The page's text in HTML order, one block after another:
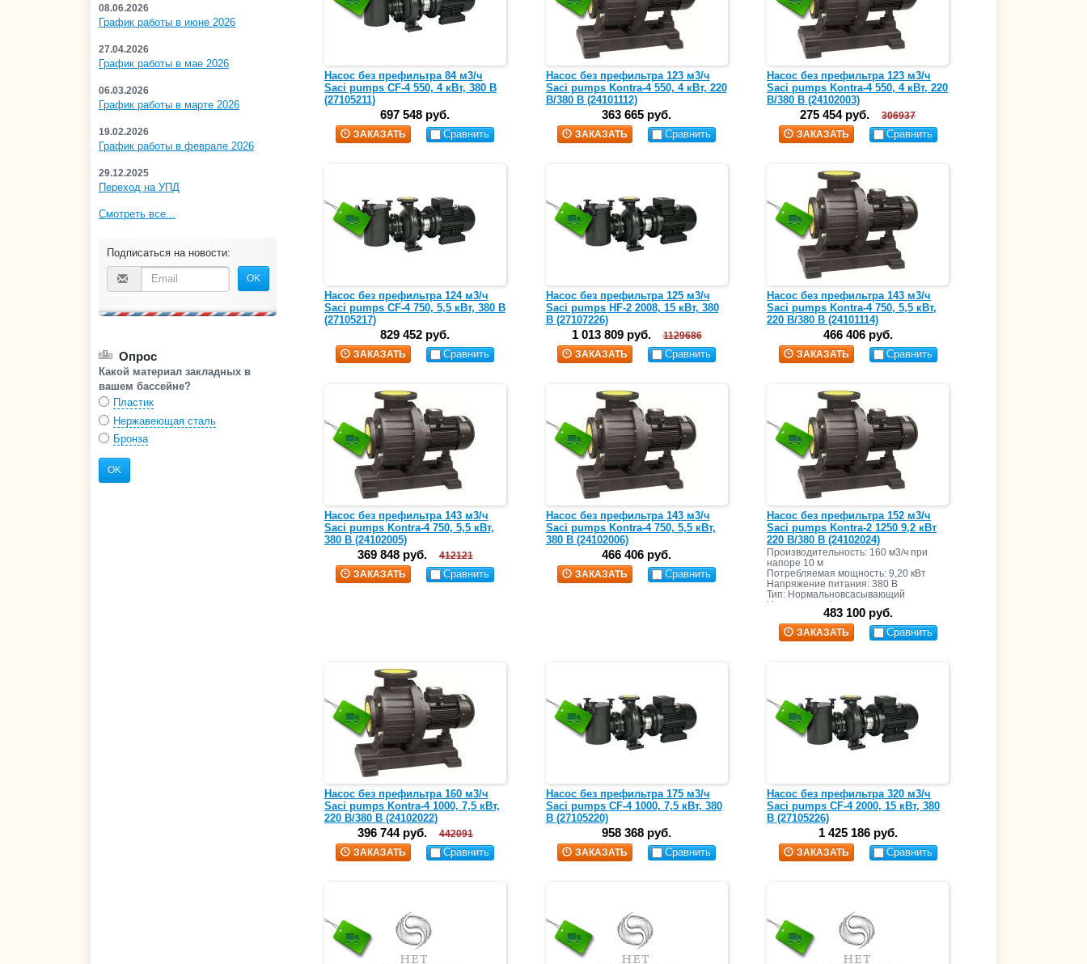
08.06.2026
График работы в июне 2026
27.04.2026
График работы в мае 2026
06.03.2026
График работы в марте 2026
19.02.2026
График работы в феврале 2026
29.12.2025
Переход на УПД
Смотреть все...
Подписаться на новости:
OK
Опрос
Какой материал закладных в
вашем бассейне?
Пластик
Нержавеющая сталь
Бронза
OK
Насос без префильтра 84 м3/ч
Saci pumps CF-4 550, 4 кВт, 380 В
(27105211)
697 548 руб.
ЗАКАЗАТЬ Сравнить
Насос без префильтра 123 м3/ч
Saci pumps Kontra-4 550, 4 кВт, 220
В/380 В (24101112)
363 665 руб.
ЗАКАЗАТЬ Сравнить
Насос без префильтра 123 м3/ч
Saci pumps Kontra-4 550, 4 кВт, 220
В/380 В (24102003)
275 454 руб.
306937
ЗАКАЗАТЬ
Сравнить
Насос без префильтра 124 м3/ч
Saci pumps CF-4 750, 5,5 кВт, 380 В
(27105217)
829 452 руб.
ЗАКАЗАТЬ Сравнить
Насос без префильтра 125 м3/ч
Saci pumps HF-2 2008, 15 кВт, 380
В (27107226)
1 013 809 руб.
1129686
ЗАКАЗАТЬ
Сравнить
Насос без префильтра 143 м3/ч
Saci pumps Kontra-4 750, 5,5 кВт,
220 В/380 В (24101114)
466 406 руб.
ЗАКАЗАТЬ Сравнить
Насос без префильтра 143 м3/ч
Saci pumps Kontra-4 750, 5,5 кВт,
380 В (24102005)
369 848 руб.
412121
ЗАКАЗАТЬ
Сравнить
Насос без префильтра 143 м3/ч
Saci pumps Kontra-4 750, 5,5 кВт,
380 В (24102006)
466 406 руб.
ЗАКАЗАТЬ Сравнить
Насос без префильтра 152 м3/ч
Saci pumps Kontra-2 1250 9,2 кВт
220 В/380 В (24102024)
Производительность: 160 м3/ч при
напоре 10 м
Потребляемая мощность: 9,20 кВт
Напряжение питания: 380 В
Тип: Нормальновсасывающий
Наличие префильтра: нет
Материал корпуса: пластик
483 100 руб.
ЗАКАЗАТЬ Сравнить
Насос без префильтра 160 м3/ч
Saci pumps Kontra-4 1000, 7,5 кВт,
220 В/380 В (24102022)
396 744 руб.
442091
ЗАКАЗАТЬ
Сравнить
Насос без префильтра 175 м3/ч
Saci pumps CF-4 1000, 7,5 кВт, 380
В (27105220)
958 368 руб.
ЗАКАЗАТЬ Сравнить
Насос без префильтра 320 м3/ч
Saci pumps CF-4 2000, 15 кВт, 380
В (27105226)
1 425 186 руб.
ЗАКАЗАТЬ Сравнить